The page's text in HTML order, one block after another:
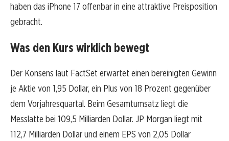
haben das iPhone 17 offenbar in eine attraktive Preisposition
gebracht.
Was den Kurs wirklich bewegt
Der Konsens laut FactSet erwartet einen bereinigten Gewinn
je Aktie von 1,95 Dollar, ein Plus von 18 Prozent gegenüber
dem Vorjahresquartal. Beim Gesamtumsatz liegt die
Messlatte bei 109,5 Milliarden Dollar. JP Morgan liegt mit
112,7 Milliarden Dollar und einem EPS von 2,05 Dollar